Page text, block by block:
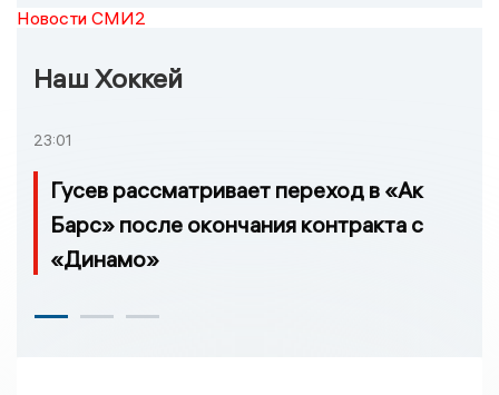
Новости СМИ2
Наш Хоккей
23:01
Гусев рассматривает переход в «Ак
Барс» после окончания контракта с
«Динамо»